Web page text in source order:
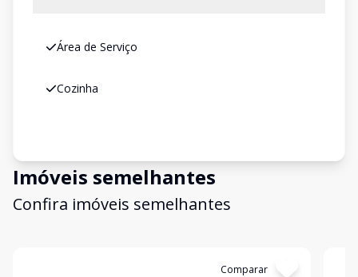
Área de Serviço
Cozinha
Imóveis semelhantes
Confira imóveis semelhantes
Comparar